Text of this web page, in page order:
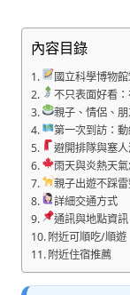
內容目錄
國立科學博物
不只表面好看
親子、情侶、
第一次到訪：
避開排隊與塞
雨天與炎熱天
親子出遊不踩
詳細交通方式
通訊與地點資訊
附近可順吃/順遊
附近住宿推薦